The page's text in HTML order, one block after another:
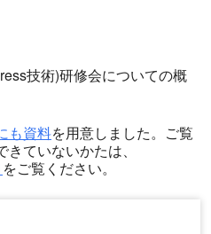
技術)研修会についての概
も資料を用意しました。ご覧
ていないかたは、
をご覧ください。